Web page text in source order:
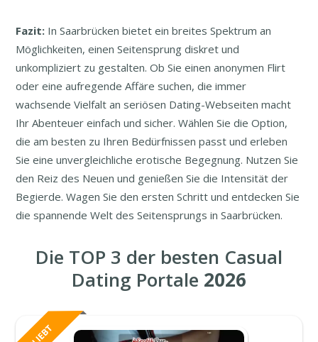
Fazit: In Saarbrücken bietet ein breites Spektrum an
Möglichkeiten, einen Seitensprung diskret und
unkompliziert zu gestalten. Ob Sie einen anonymen Flirt
oder eine aufregende Affäre suchen, die immer
wachsende Vielfalt an seriösen Dating-Webseiten macht
Ihr Abenteuer einfach und sicher. Wählen Sie die Option,
die am besten zu Ihren Bedürfnissen passt und erleben
Sie eine unvergleichliche erotische Begegnung. Nutzen Sie
den Reiz des Neuen und genießen Sie die Intensität der
Begierde. Wagen Sie den ersten Schritt und entdecken Sie
die spannende Welt des Seitensprungs in Saarbrücken.
Die TOP 3 der besten Casual
Dating Portale 2026